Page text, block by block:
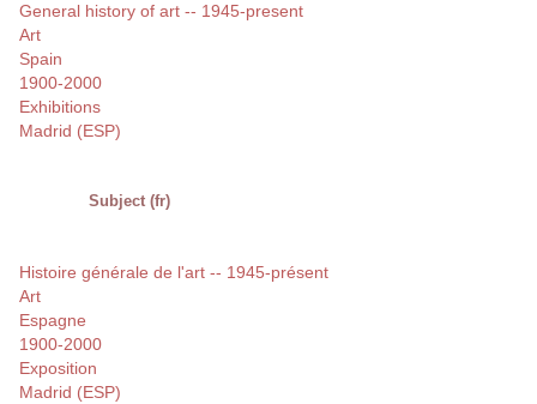
General history of art -- 1945-present
Art
Spain
1900-2000
Exhibitions
Madrid (ESP)
Subject (fr)
Histoire générale de l'art -- 1945-présent
Art
Espagne
1900-2000
Exposition
Madrid (ESP)